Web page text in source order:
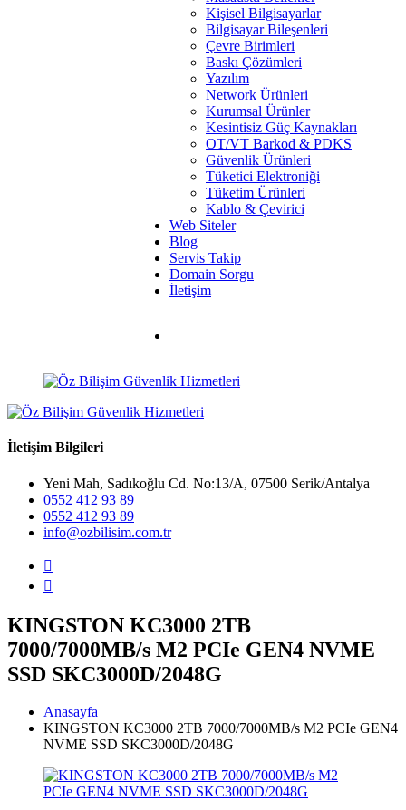
Kişisel Bilgisayarlar
Bilgisayar Bileşenleri
Çevre Birimleri
Baskı Çözümleri
Yazılım
Network Ürünleri
Kurumsal Ürünler
Kesintisiz Güç Kaynakları
OT/VT Barkod & PDKS
Güvenlik Ürünleri
Tüketici Elektroniği
Tüketim Ürünleri
Kablo & Çevirici
Web Siteler
Blog
Servis Takip
Domain Sorgu
İletişim
İletişim Bilgileri
Yeni Mah, Sadıkoğlu Cd. No:13/A, 07500 Serik/Antalya
0552 412 93 89
0552 412 93 89
info@ozbilisim.com.tr
KINGSTON KC3000 2TB
7000/7000MB/s M2 PCIe GEN4 NVME
SSD SKC3000D/2048G
Anasayfa
KINGSTON KC3000 2TB 7000/7000MB/s M2 PCIe GEN4
NVME SSD SKC3000D/2048G